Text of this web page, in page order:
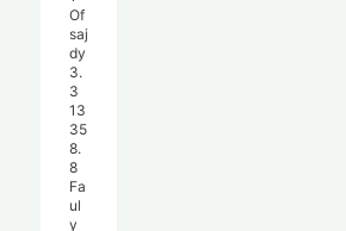
Of
saj
dy
3.
3
13
35
8.
8
Fa
ul
y